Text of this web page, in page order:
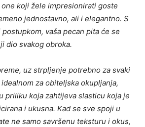
koji žele impresionirati goste
jednostavno, ali i elegantno. S
vaša pecan pita će se
dio svakog obroka.
uz strpljenje potrebno za svaki
za obiteljska okupljanja,
priliku koja zahtijeva slasticu koja je
i ukusna. Kad se sve spoji u
ne samo savršenu teksturu i okus,